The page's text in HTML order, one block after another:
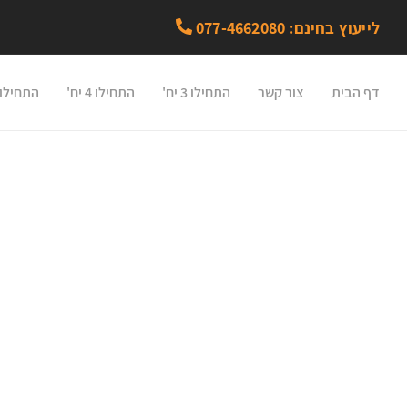
לייעוץ בחינם: 077-4662080
דף הבית צור קשר התחילו 3 יח' התחילו 4 יח' התחילו 5 יח'